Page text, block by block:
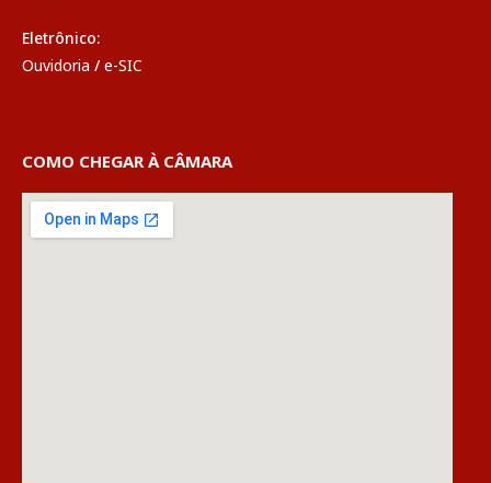
Eletrônico:
Ouvidoria / e-SIC
COMO CHEGAR À CÂMARA